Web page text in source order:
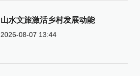
山水文旅激活乡村发展动能
2026-08-07 13:44